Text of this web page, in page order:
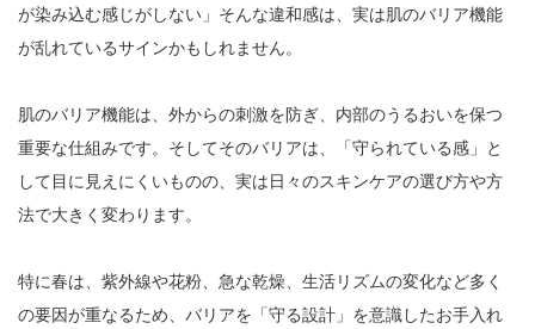
が染み込む感じがしない」そんな違和感は、実は肌のバリア機能
が乱れているサインかもしれません。
肌のバリア機能は、外からの刺激を防ぎ、内部のうるおいを保つ
重要な仕組みです。そしてそのバリアは、「守られている感」と
して目に見えにくいものの、実は日々のスキンケアの選び方や方
法で大きく変わります。
特に春は、紫外線や花粉、急な乾燥、生活リズムの変化など多く
の要因が重なるため、バリアを「守る設計」を意識したお手入れ